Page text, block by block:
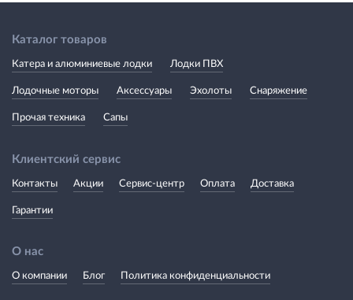
Каталог товаров
Катера и алюминиевые лодки Лодки ПВХ
Лодочные моторы Аксессуары Эхолоты Снаряжение
Прочая техника Сапы
Клиентский сервис
Контакты Акции Сервис-центр Оплата Доставка
Гарантии
О нас
О компании Блог Политика конфиденциальности